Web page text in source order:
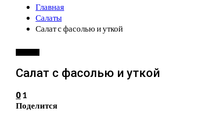
Главная
Салаты
Салат с фасолью и уткой
Салат с фасолью и уткой
0 1
Поделится